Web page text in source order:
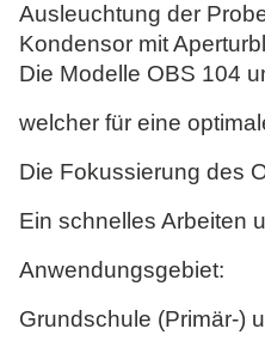
Ausleuchtung der
Kondensor mit
Die Modelle OBS 104
welcher für eine
Die Fokussierung des
Ein schnelles Arbeiten
Anwendungsgebiet:
Grundschule (Primär-)